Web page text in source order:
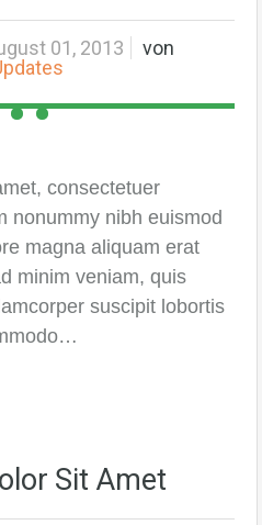
01, 2013
von
consectetuer
nonummy nibh euismod
magna aliquam erat
minim veniam, quis
suscipit lobortis
Sit Amet